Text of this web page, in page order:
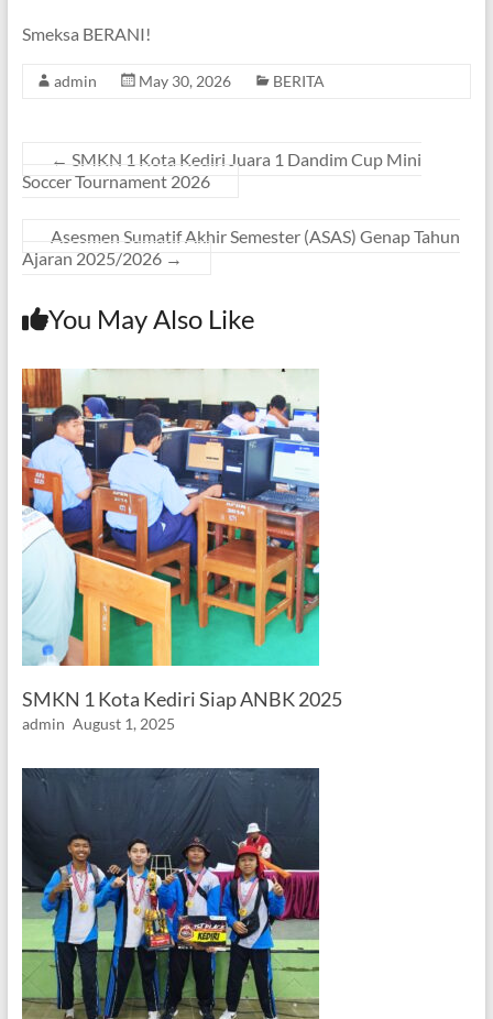
Smeksa BERANI!
admin May 30, 2026 BERITA
← SMKN 1 Kota Kediri Juara 1 Dandim Cup Mini
Soccer Tournament 2026
Asesmen Sumatif Akhir Semester (ASAS) Genap Tahun
Ajaran 2025/2026 →
You May Also Like
SMKN 1 Kota Kediri Siap ANBK 2025
admin August 1, 2025